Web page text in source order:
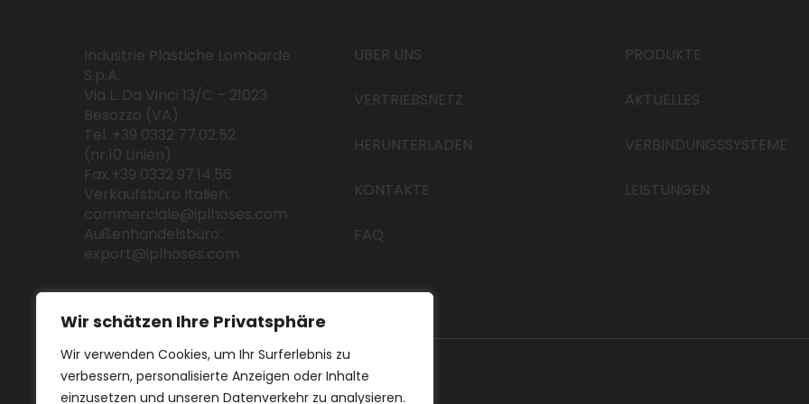
Wir schätzen Ihre Privatsphäre
Wir verwenden Cookies, um Ihr Surferlebnis zu
verbessern, personalisierte Anzeigen oder Inhalte
einzusetzen und unseren Datenverkehr zu analysieren.
Industrie Plastiche Lombarde
S.p.A.
Via L. Da Vinci 13/C – 21023
Besozzo (VA)
Tel. +39 0332 77.02.52
(nr.10 Linien)
Fax.+39 0332 97.14.56
Verkaufsbüro Italien:
commerciale@iplhoses.com
Außenhandelsbüro:
export@iplhoses.com
ÜBER UNS
VERTRIEBSNETZ
HERUNTERLADEN
KONTAKTE
FAQ
PRODUKTE
AKTUELLES
VERBINDUNGSSYSTEME
LEISTUNGEN